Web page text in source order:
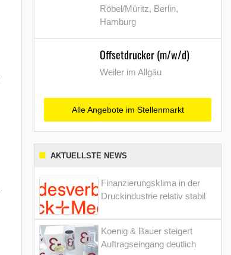
Röbel/Müritz, Berlin,
Hamburg
Offsetdrucker (m/w/d)
Weiler im Allgäu
Alle Angebote im Stellenmarkt
AKTUELLSTE NEWS
Finanzierungsklima in der
Druckindustrie relativ stabil
Koenig & Bauer steigert
Auftragseingang deutlich